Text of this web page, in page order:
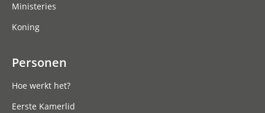
Ministeries
Koning
Personen
Hoe werkt het?
Eerste Kamerlid